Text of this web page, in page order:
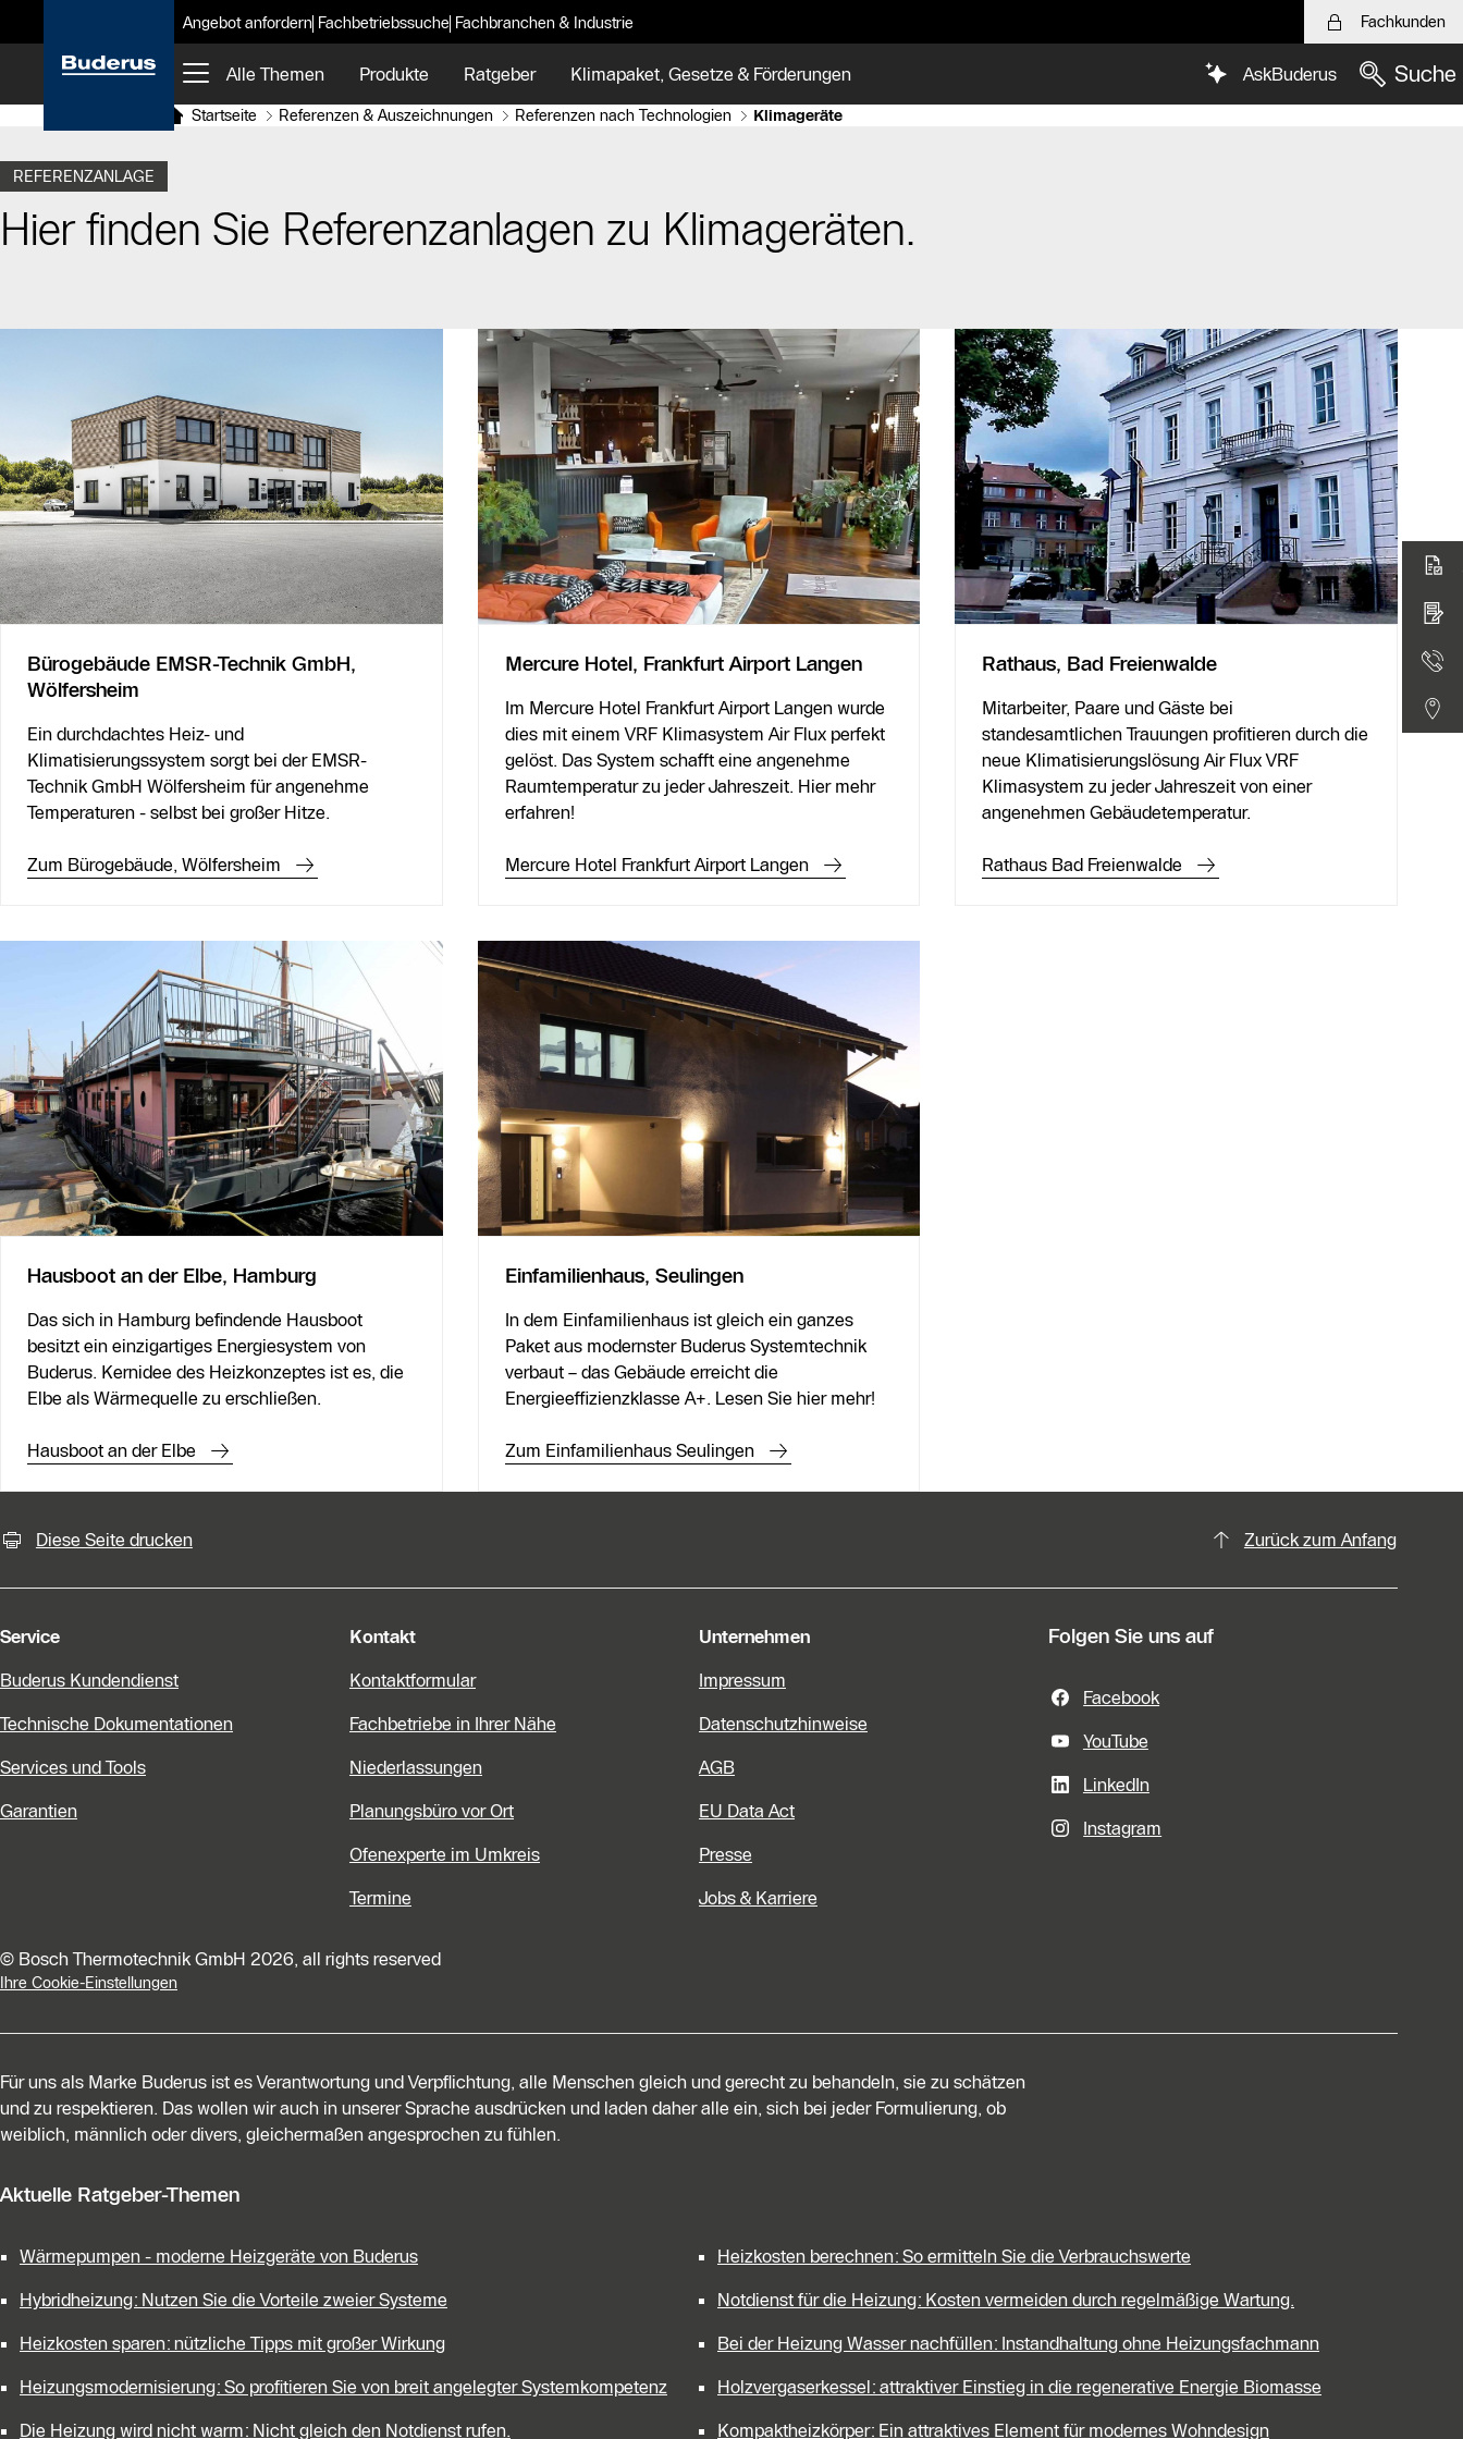
Angebot anfordern Fachbetriebssuche Fachbranchen & Industrie Fachkunden
Alle Themen Produkte Ratgeber Klimapaket, Gesetze & Förderungen AskBuderus Suche
Startseite Referenzen & Auszeichnungen Referenzen nach Technologien Klimageräte
REFERENZANLAGE
Hier finden Sie Referenzanlagen zu Klimageräten.
Bürogebäude EMSR-Technik GmbH,
Wölfersheim
Ein durchdachtes Heiz- und
Klimatisierungssystem sorgt bei der EMSR-
Technik GmbH Wölfersheim für angenehme
Temperaturen - selbst bei großer Hitze.
Zum Bürogebäude, Wölfersheim
Mercure Hotel, Frankfurt Airport Langen
Im Mercure Hotel Frankfurt Airport Langen wurde
dies mit einem VRF Klimasystem Air Flux perfekt
gelöst. Das System schafft eine angenehme
Raumtemperatur zu jeder Jahreszeit. Hier mehr
erfahren!
Mercure Hotel Frankfurt Airport Langen
Rathaus, Bad Freienwalde
Mitarbeiter, Paare und Gäste bei
standesamtlichen Trauungen profitieren durch die
neue Klimatisierungslösung Air Flux VRF
Klimasystem zu jeder Jahreszeit von einer
angenehmen Gebäudetemperatur.
Rathaus Bad Freienwalde
Hausboot an der Elbe, Hamburg
Das sich in Hamburg befindende Hausboot
besitzt ein einzigartiges Energiesystem von
Buderus. Kernidee des Heizkonzeptes ist es, die
Elbe als Wärmequelle zu erschließen.
Hausboot an der Elbe
Einfamilienhaus, Seulingen
In dem Einfamilienhaus ist gleich ein ganzes
Paket aus modernster Buderus Systemtechnik
verbaut – das Gebäude erreicht die
Energieeffizienzklasse A+. Lesen Sie hier mehr!
Zum Einfamilienhaus Seulingen
Diese Seite drucken Zurück zum Anfang
Service
Buderus Kundendienst
Technische Dokumentationen
Services und Tools
Garantien
Kontakt
Kontaktformular
Fachbetriebe in Ihrer Nähe
Niederlassungen
Planungsbüro vor Ort
Ofenexperte im Umkreis
Termine
Unternehmen
Impressum
Datenschutzhinweise
AGB
EU Data Act
Presse
Jobs & Karriere
Folgen Sie uns auf
Facebook
YouTube
LinkedIn
Instagram
© Bosch Thermotechnik GmbH 2026, all rights reserved
Ihre Cookie-Einstellungen
Für uns als Marke Buderus ist es Verantwortung und Verpflichtung, alle Menschen gleich und gerecht zu behandeln, sie zu schätzen
und zu respektieren. Das wollen wir auch in unserer Sprache ausdrücken und laden daher alle ein, sich bei jeder Formulierung, ob
weiblich, männlich oder divers, gleichermaßen angesprochen zu fühlen.
Aktuelle Ratgeber-Themen
Wärmepumpen - moderne Heizgeräte von Buderus
Hybridheizung: Nutzen Sie die Vorteile zweier Systeme
Heizkosten sparen: nützliche Tipps mit großer Wirkung
Heizungsmodernisierung: So profitieren Sie von breit angelegter Systemkompetenz
Die Heizung wird nicht warm: Nicht gleich den Notdienst rufen.
Heizkosten berechnen: So ermitteln Sie die Verbrauchswerte
Notdienst für die Heizung: Kosten vermeiden durch regelmäßige Wartung.
Bei der Heizung Wasser nachfüllen: Instandhaltung ohne Heizungsfachmann
Holzvergaserkessel: attraktiver Einstieg in die regenerative Energie Biomasse
Kompaktheizkörper: Ein attraktives Element für modernes Wohndesign